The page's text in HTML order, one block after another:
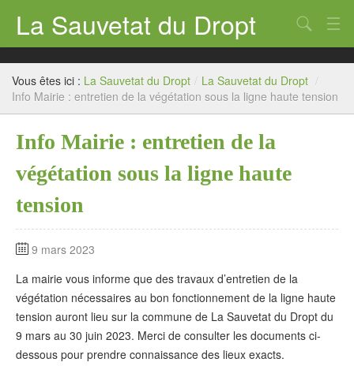
La Sauvetat du Dropt
Accueil
Mairie
Archives
Agenda 2026
Contact
Chercher
Vous êtes ici : La Sauvetat du Dropt / La Sauvetat du Dropt /
Info Mairie : entretien de la végétation sous la ligne haute tension
Info Mairie : entretien de la
végétation sous la ligne haute
tension
9 mars 2023
La mairie vous informe que des travaux d’entretien de la
végétation nécessaires au bon fonctionnement de la ligne haute
tension auront lieu sur la commune de La Sauvetat du Dropt du
9 mars au 30 juin 2023. Merci de consulter les documents ci-
dessous pour prendre connaissance des lieux exacts.